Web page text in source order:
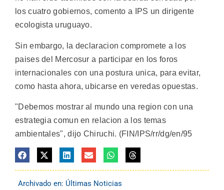
los cuatro gobiernos, comento a IPS un dirigente
ecologista uruguayo.
Sin embargo, la declaracion compromete a los
paises del Mercosur a participar en los foros
internacionales con una postura unica, para evitar,
como hasta ahora, ubicarse en veredas opuestas.
"Debemos mostrar al mundo una region con una
estrategia comun en relacion a los temas
ambientales", dijo Chiruchi. (FIN/IPS/rr/dg/en/95
Archivado en: Últimas Noticias